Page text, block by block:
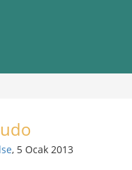
, 5 Ocak 2013